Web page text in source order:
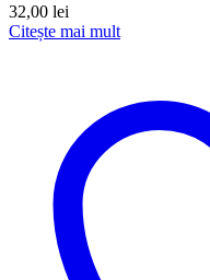
32,00 lei
Citește mai mult